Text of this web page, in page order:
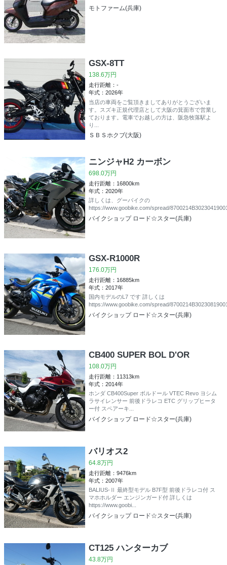
モトファーム(兵庫)
GSX-8TT
138.6万円
走行距離：-
年式：2026年
当店の車両をご覧頂きましてありがとうございま
す。スズキ正規代理店として大阪の箕面市で営業し
ております。電車でお越しの方は、阪急牧落駅よ
り...
ＳＢＳホクブ(大阪)
ニンジャH2 カーボン
698.0万円
走行距離：16800km
年式：2020年
詳しくは、グーバイクの
https://www.goobike.com/spread/
バイクショップ ロード☆スター(兵庫)
GSX-R1000R
176.0万円
走行距離：16885km
年式：2017年
国内モデルのL7 です 詳しくは
https://www.goobike.com/spread/
バイクショップ ロード☆スター(兵庫)
CB400 SUPER BOL D'OR
108.0万円
走行距離：11313km
年式：2014年
ホンダ CB400Super ボルドール VTEC Revo ヨシム
ラサイレンサー 前後ドラレコ ETC グリップヒータ
ー付 スペアーキ...
バイクショップ ロード☆スター(兵庫)
バリオス2
64.8万円
走行距離：9476km
年式：2007年
BALIUS-Ⅱ 最終型モデル B7F型 前後ドラレコ付 ス
マホホルダー エンジンガード付 詳しくは
https://www.goobi...
バイクショップ ロード☆スター(兵庫)
CT125 ハンターカブ
43.8万円